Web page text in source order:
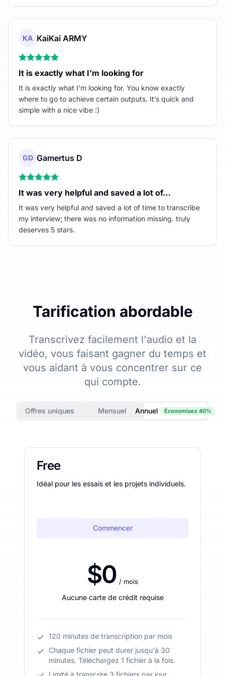
KA KaiKai ARMY
It is exactly what I’m looking for
It is exactly what I’m looking for. You know exactly
where to go to achieve certain outputs. It’s quick and
simple with a nice vibe :)
GD Gamertus D
It was very helpful and saved a lot of…
It was very helpful and saved a lot of time to transcribe
my interview; there was no information missing. truly
deserves 5 stars.
Tarification abordable
Transcrivez facilement l'audio et la
vidéo, vous faisant gagner du temps et
vous aidant à vous concentrer sur ce
qui compte.
Offres uniques Mensuel Annuel Économisez 40%
Free
Idéal pour les essais et les projets individuels.
Commencer
$0 / mois
Aucune carte de crédit requise
120 minutes de transcription par mois
Chaque fichier peut durer jusqu'à 30
minutes. Téléchargez 1 fichier à la fois.
Limité à transcrire 3 fichiers par jour